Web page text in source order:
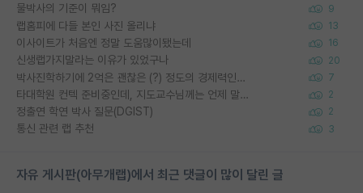
물박사의 기준이 뭐임? 9
랩홈피에 다들 본인 사진 올리냐 13
이사이트가 처음엔 정말 도움많이됐는데 16
신생랩가지말라는 이유가 있었구나 20
박사진학하기에 2억은 괜찮은 (?) 정도의 경제력인가요 7
타대학원 컨텍 준비중인데, 지도교수님께는 언제 말씀드려야 할까요? 2
정출연 학연 박사 질문(DGIST) 2
통신 관련 랩 추천 3
자유 게시판(아무개랩)에서 최근 댓글이 많이 달린 글